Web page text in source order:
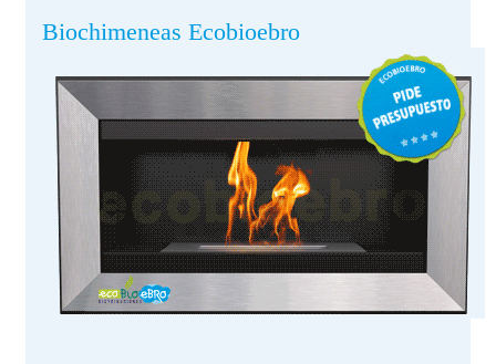
Biochimeneas Ecobioebro